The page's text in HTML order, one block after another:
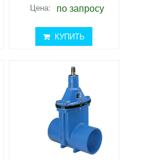
Цена: по запросу
КУПИТЬ